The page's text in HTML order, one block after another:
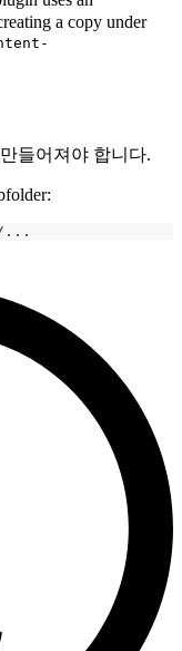
a copy under
들어져야 합니다.
...